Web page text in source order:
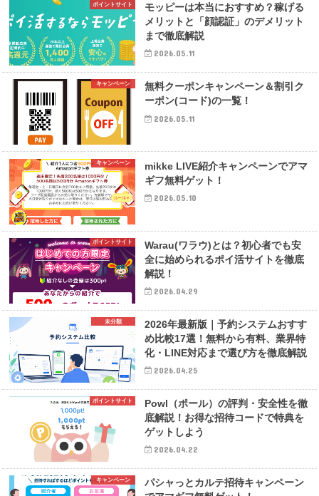
ポイントサイト
モッピーは本当におすすめ？稼げる
メリットと「顔認証」のデメリット
まで徹底解説
2026.05.11
キャンペーン
無料クーポンキャンペーン＆割引ク
ーポン(コード)の一覧！
2026.05.11
キャンペーン
mikke LIVE紹介キャンペーンでアマ
ギフ無料ゲット！
2026.05.10
ポイントサイト
Warau(ワラウ)とは？初心者でも安
全に始められるポイ活サイトを徹底
解説！
2026.04.29
未分類
2026年最新版｜予約システムおすす
め比較17選！無料から有料、業界特
化・LINE対応まで選び方を徹底解説
2026.04.25
ポイントサイト
Powl（ポール）の評判・安全性を徹
底解説！お得な招待コードで特典を
ゲットしよう
2026.04.22
キャンペーン
パシャっとカルテ招待キャンペーン